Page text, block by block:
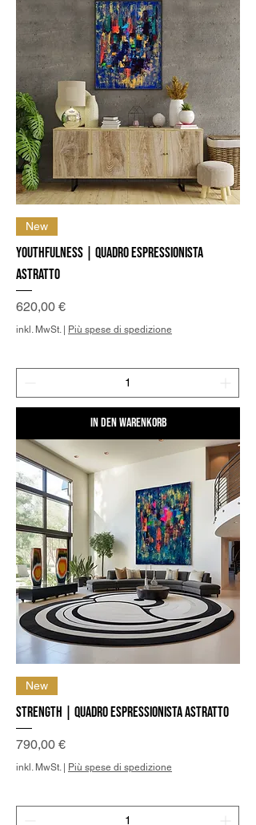
New
Youthfulness | Quadro Espressionista
Astratto
Preis
620,00 €
inkl. MwSt.| Più spese di spedizione
In den Warenkorb
New
Strength | Quadro Espressionista Astratto
Preis
790,00 €
inkl. MwSt.| Più spese di spedizione